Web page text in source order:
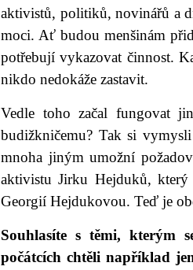
aktivistů, politiků, novinářů a
moci. Ať budou menšinám
potřebují vykazovat činnost.
nikdo nedokáže zastavit.
Vedle toho začal fungovat
budižkničemu? Tak si
mnoha jiným umožní
aktivistu Jirku Hejduků,
Georgií Hejdukovou. Teď je
Souhlasíte s těmi, kterým
počátcích chtěli například